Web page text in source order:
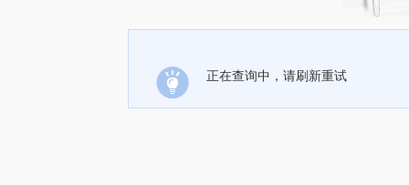
正在查询中，请刷新重试